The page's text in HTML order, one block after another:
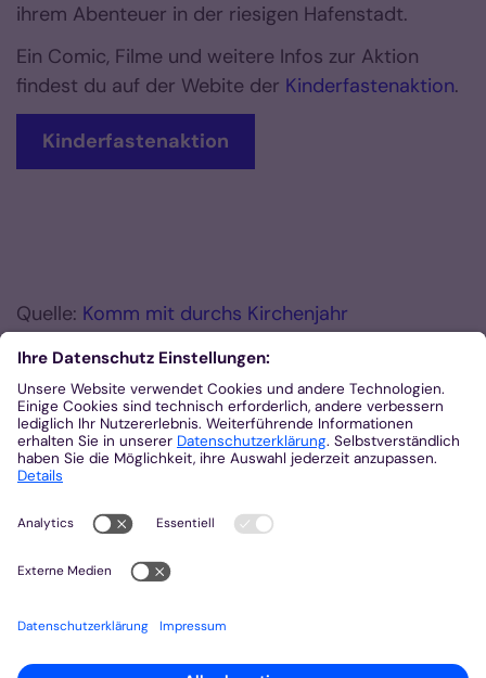
ihrem Abenteuer in der riesigen Hafenstadt.
Ein Comic, Filme und weitere Infos zur Aktion
findest du auf der Webite der Kinderfastenaktion.
Kinderfastenaktion
Quelle: Komm mit durchs Kirchenjahr
Zurück
© Bistum Aachen
Impressum
Datenschutzerklärung